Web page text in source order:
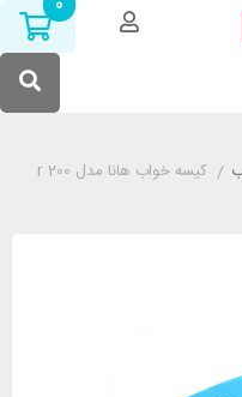
/ کیسه خواب هانا مدل HANNAH Trek Jr 200 قرمز